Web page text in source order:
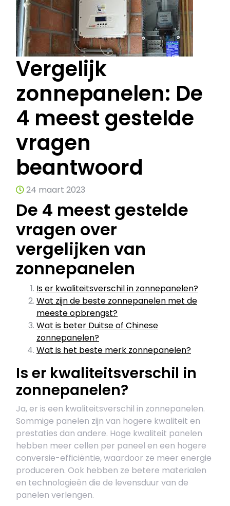
Vergelijk
zonnepanelen: De
4 meest gestelde
vragen
beantwoord
24 maart 2023
De 4 meest gestelde
vragen over
vergelijken van
zonnepanelen
Is er kwaliteitsverschil in zonnepanelen?
Wat zijn de beste zonnepanelen met de
meeste opbrengst?
Wat is beter Duitse of Chinese
zonnepanelen?
Wat is het beste merk zonnepanelen?
Is er kwaliteitsverschil in
zonnepanelen?
Ja, er is een kwaliteitsverschil in zonnepanelen.
Sommige panelen zijn van hogere kwaliteit en
prestaties dan andere. Hoge kwaliteit panelen
hebben meer cellen per paneel en een hogere
conversie-efficiëntie, waardoor ze meer energie
produceren. Ook hebben ze betere materialen
en technologieën die de levensduur van de
panelen verlengen.